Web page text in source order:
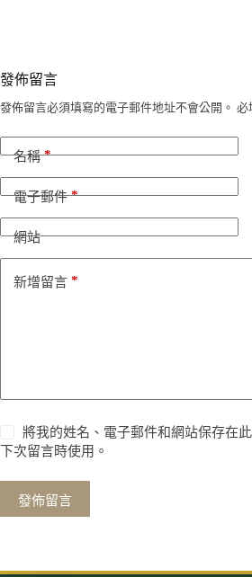
發佈留言
發佈留言必須填寫的電子郵件地址不會公開。 必
名稱*
電子郵件*
網站
新增留言 *
將我的姓名、電子郵件和網站保存在
下次留言時使用。
發佈留言